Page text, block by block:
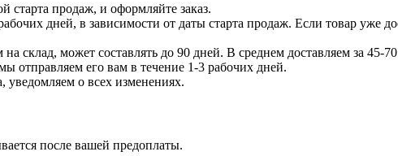
старта продаж, и оформляйте заказ.
дней, в зависимости от даты старта продаж. Если товар уже
склад, может составлять до 90 дней. В среднем доставляем за 45-
отправляем его вам в течение 1-3 рабочих дней.
уведомляем о всех изменениях.
после вашей предоплаты.